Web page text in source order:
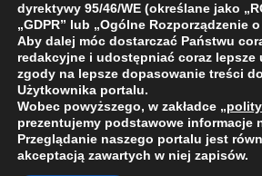
X
2009 - 2026 © Wszelkie prawa
dyrektywy 95/46/WE (określane jako
„GDPR” lub „Ogólne Rozporządzenie
Aby dalej móc dostarczać Państwu
redakcyjne i udostępniać coraz lepsze
zgody na lepsze dopasowanie treści
Użytkownika portalu.
Wobec powyższego, w zakładce
prezentujemy podstawowe informacje
Przeglądanie naszego portalu jest
akceptacją zawartych w niej zapisów.